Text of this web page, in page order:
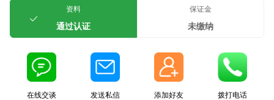
资料
通过认证
保证金
未缴纳
在线交谈 发送私信 添加好友 拨打电话